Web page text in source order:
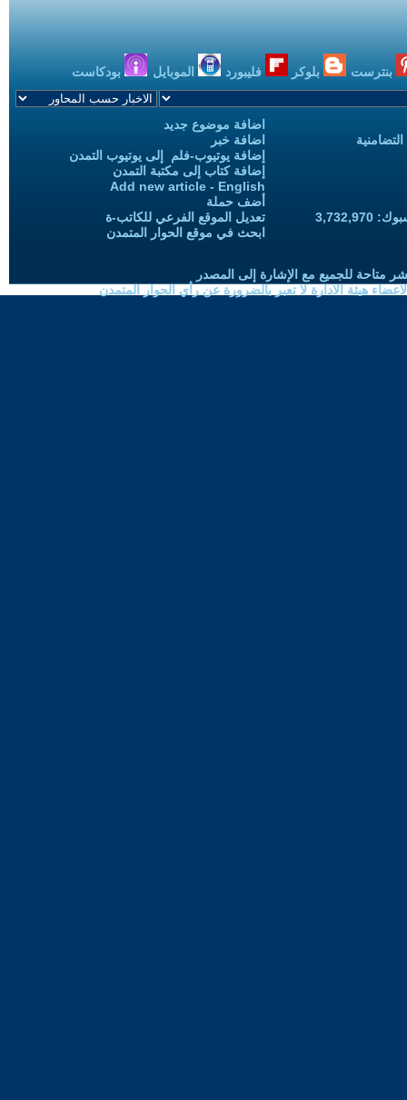
بنترست بلوكر فليبورد الموبايل بودكاست
اضافة موضوع جديد
اضافة خبر
إضافة يوتيوب-فلم إلى يوتيوب التمدن
إضافة كتاب إلى مكتبة التمدن
Add new article - English
أضف حملة
تعديل الموقع الفرعي للكاتب-ة
ابحث في موقع الحوار المتمدن
متاحة للجميع مع الإشارة إلى المصدر
هيئة الادارة لا تعبر بالضرورة عن رأي الحوار المتمدن